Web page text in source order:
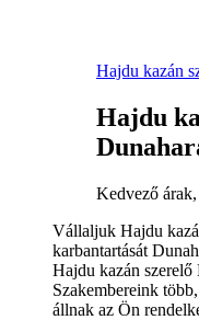
Hajdu kazán
Hajdu
Kedvező
Vállaljuk Hajdu
karbantartását
Hajdu kazán szerelő
Szakembereink
állnak az Ön